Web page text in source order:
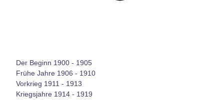
Der Beginn 1900 - 1905
Frühe Jahre 1906 - 1910
Vorkrieg 1911 - 1913
Kriegsjahre 1914 - 1919